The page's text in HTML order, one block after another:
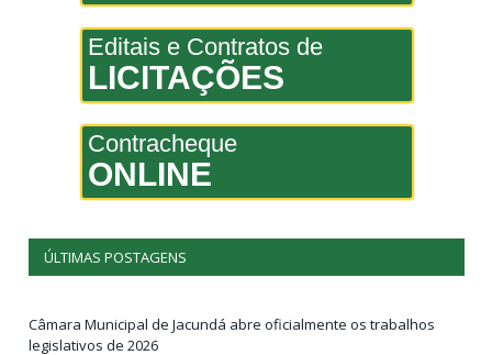
Editais e Contratos de
LICITAÇÕES
Contracheque
ONLINE
ÚLTIMAS POSTAGENS
Câmara Municipal de Jacundá abre oficialmente os trabalhos
legislativos de 2026